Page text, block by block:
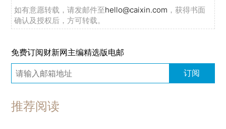
如有意愿转载，请发邮件至hello@caixin.com ，获得书面
确认及授权后，方可转载。
免费订阅财新网主编精选版电邮
订阅
推荐阅读